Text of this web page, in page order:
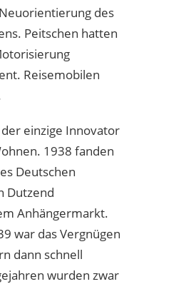
des
Peitschen hatten
Reisemobilen
einzige Innovator
1938 fanden
Deutschen
Dutzend
Anhängermarkt.
war das Vergnügen
dann schnell
wurden zwar